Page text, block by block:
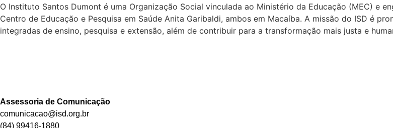
O Instituto Santos Dumont é uma Organização Social vinculada ao Ministério da Educação (MEC) e
Centro de Educação e Pesquisa em Saúde Anita Garibaldi, ambos em Macaíba. A missão do ISD é
integradas de ensino, pesquisa e extensão, além de contribuir para a transformação mais justa e
Assessoria de Comunicação
comunicacao@isd.org.br
(84) 99416-1880